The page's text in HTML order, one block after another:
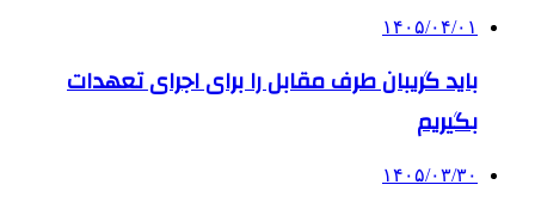
۱۴۰۵/۰۴/۰۱
باید گریبان طرف مقابل را برای اجرای تعهدات
بگیریم
۱۴۰۵/۰۳/۳۰